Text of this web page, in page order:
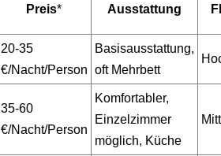
Preis* Ausstattung
20-35
€/Nacht/Person
Basisausstattung,
oft Mehrbett
35-60
€/Nacht/Person
Komfortabler,
Einzelzimmer
möglich, Küche